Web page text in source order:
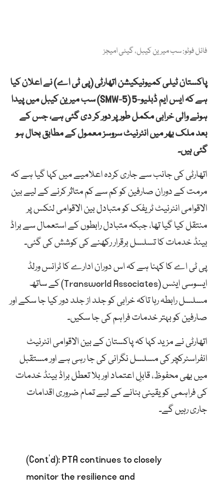
فائل فوٹو: سب میرین کیبل، گیٹی امیجز
پاکستان ٹیلی کمیونیکیشن اتھارٹی (پی ٹی اے) نے اعلان کیا
ہے کہ ایس ایم ڈبلیو-5 (SMW-5) سب میرین کیبل میں پیدا
ہونے والی خرابی مکمل طور پر دور کر دی گئی ہے، جس کے
بعد ملک بھر میں انٹرنیٹ سروسز معمول کے مطابق بحال ہو
گئی ہیں۔
اتھارٹی کی جانب سے جاری کردہ اعلامیے میں کہا گیا ہے کہ
مرمت کے دوران صارفین کو کم سے کم متاثر کرنے کے لیے بین
الاقوامی انٹرنیٹ ٹریفک کو متبادل بین الاقوامی لنکس پر
منتقل کیا گیا تھا، جبکہ متبادل رابطوں کے استعمال سے براڈ
بینڈ خدمات کا تسلسل برقرار رکھنے کی کوشش کی گئی۔
پی ٹی اے کا کہنا ہے کہ اس دوران ادارے کا ٹرانس ورلڈ
ایسوسی ایٹس (Transworld Associates) کے ساتھ
مسلسل رابطہ رہا تاکہ خرابی کو جلد از جلد دور کیا جا سکے اور
صارفین کو بہتر خدمات فراہم کی جا سکیں۔
اتھارٹی نے مزید کہا کہ پاکستان کے بین الاقوامی انٹرنیٹ
انفراسٹرکچر کی مسلسل نگرانی کی جا رہی ہے اور مستقبل
میں بھی محفوظ، قابلِ اعتماد اور بلا تعطل براڈ بینڈ خدمات
کی فراہمی کو یقینی بنانے کے لیے تمام ضروری اقدامات
جاری رہیں گے۔
(Cont’d): PTA continues to closely
monitor the resilience and